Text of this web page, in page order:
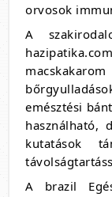
orvosok
A
emésztési
használható,
kutatások
A brazil